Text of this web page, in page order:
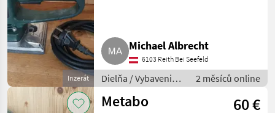
Inzerát
Michael Albrecht
6103 Reith Bei Seefeld
Dielňa / Vybavenie
dielne
2 měsíců online
Metabo
60 €